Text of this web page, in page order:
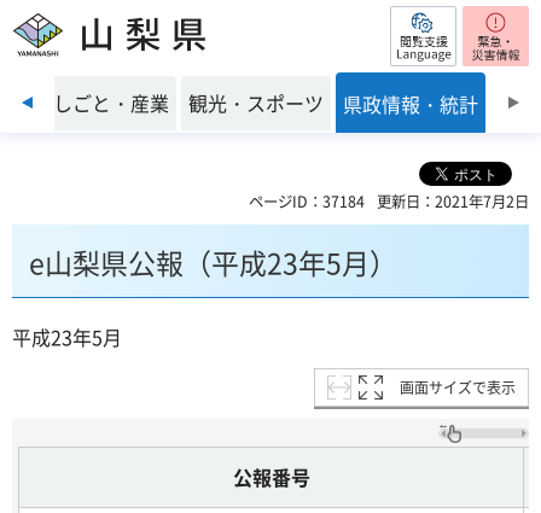
山梨県 閲覧支援
前のスライドを表示
境 しごと・産業 観光・スポーツ 県政情報・統計
ページID：37184 更新日：2021年7月2日
e山梨県公報（平成23年5月）
平成23年5月
画面サイズで表示
公報番号